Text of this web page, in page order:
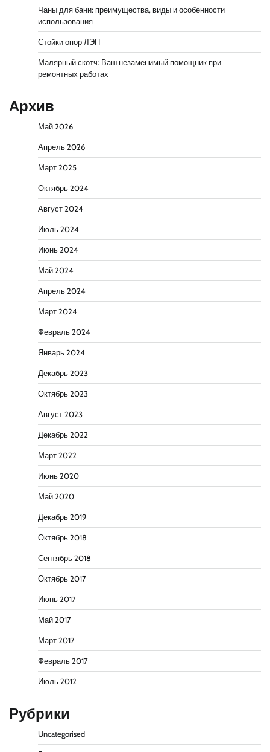
Чаны для бани: преимущества, виды и особенности
использования
Стойки опор ЛЭП
Малярный скотч: Ваш незаменимый помощник при
ремонтных работах
Архив
Май 2026
Апрель 2026
Март 2025
Октябрь 2024
Август 2024
Июль 2024
Июнь 2024
Май 2024
Апрель 2024
Март 2024
Февраль 2024
Январь 2024
Декабрь 2023
Октябрь 2023
Август 2023
Декабрь 2022
Март 2022
Июнь 2020
Май 2020
Декабрь 2019
Октябрь 2018
Сентябрь 2018
Октябрь 2017
Июнь 2017
Май 2017
Март 2017
Февраль 2017
Июль 2012
Рубрики
Uncategorised